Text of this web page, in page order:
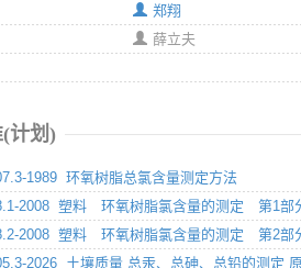
郑翔
薛立夫
计划)
1989 环氧树脂总氯含量测定方法
2008 塑料 环氧树脂氯含量的测定 第1部
2008 塑料 环氧树脂氯含量的测定 第2部
2026 土壤质量 总汞、总砷、总铅的测定